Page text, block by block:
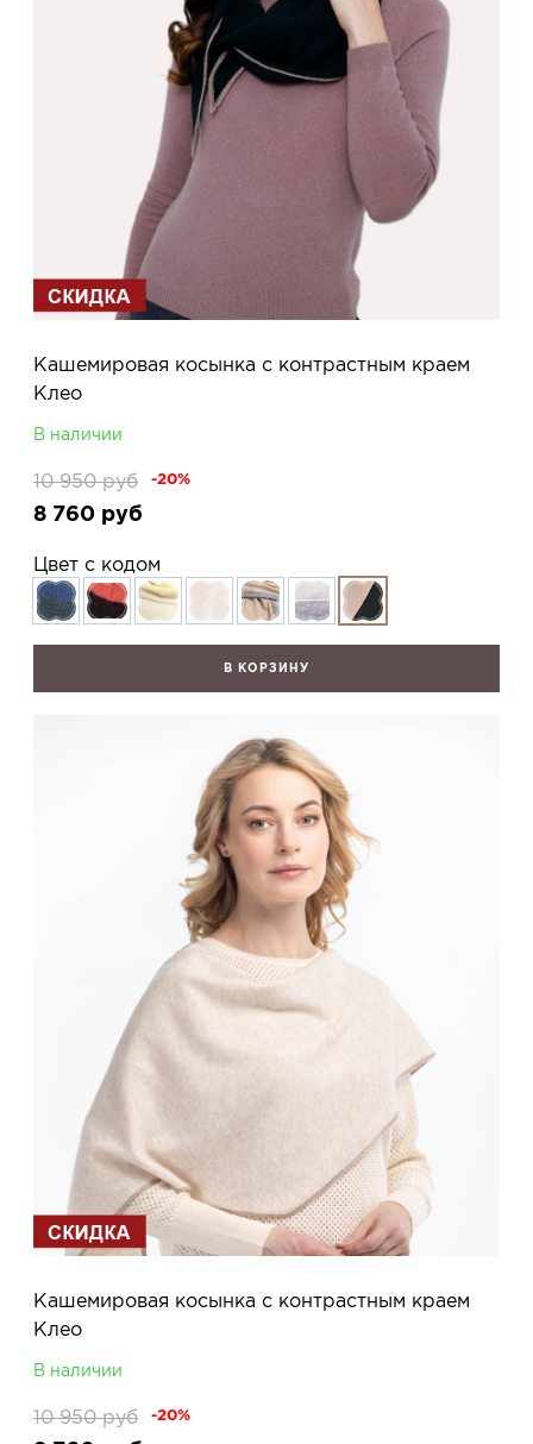
Кашемировая косынка с контрастным краем
Клео
В наличии
10 950 руб -20%
8 760 руб
Цвет с кодом
В КОРЗИНУ
Кашемировая косынка с контрастным краем
Клео
В наличии
10 950 руб -20%